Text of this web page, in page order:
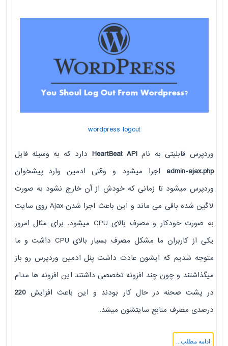
wordpress logout
وردپرس قابلیتی به نامHeartBeat API دارد که به وسیله فایل
admin-ajax.php اجرا میشود و وقتی ادمین وارد پیشخوان
وردپرس میشود تا زمانی که خودش از آن خارج نشود به صورت
لاگین شده باقی می ماند و این باعث اجرا شدن Ajax روی سایت
به صورت خودکار و مصرف بالای CPU میشود. برای مثال امروز
یکی از کاربران ما مشکل مصرف بسیار بالای CPU داشت و ما
متوجه شدیم که ایشون عادت داشت پنل ادمین وردپرس رو باز
میگذاشتند و چون چند افزونه تخصصی داشتند این افزونه ها مدام
در پشت صحنه در حال کار بودند و این باعث افزایش220
درصدی مصرف منابع سایتشون میشد.
ادامه مطلب...